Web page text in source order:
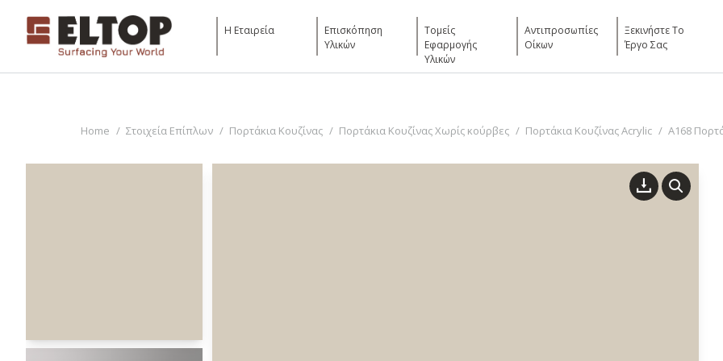
Η Εταιρεία
Επισκόπηση
Υλικών
Τομείς
Εφαρμογής
Υλικών
Αντιπροσωπίες
Οίκων
Ξεκινήστε Το
Έργο Σας
You are here:
Home Στοιχεία Επίπλων Πορτάκια Κουζίνας Πορτάκια Κουζίνας Χωρίς κούρβες Πορτάκια Κουζίνας Acrylic A168